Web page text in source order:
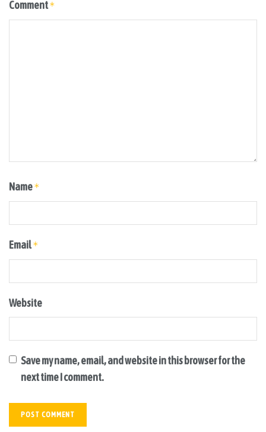
Comment*
Name*
Email*
Website
Save my name, email, and website in this browser for the
next time I comment.